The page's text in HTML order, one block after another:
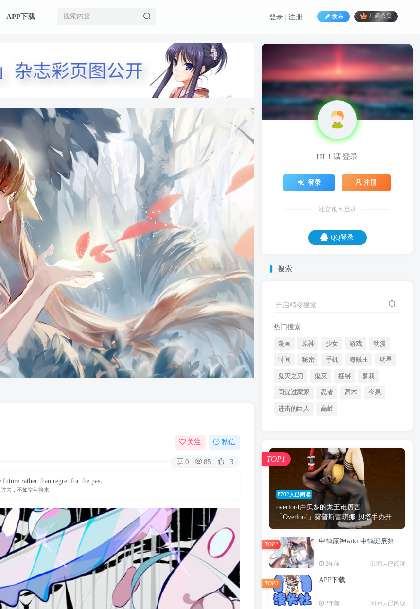
APP下载 发布 开通会员
登录 注册
关注 私信
0 85 13
rather than regret for the past.
去，不如奋斗将来
HI！请登录
登录 注册
社交账号登录
QQ登录
搜索
开启精彩搜索
热门搜索
漫画 原神 少女 游戏 动漫
时间 秘密 手机 海贼王 明星
鬼灭之刃 鬼灭 捆绑 萝莉
间谍过家家 忍者 高木 今泉
进击的巨人 高岭
8702人已阅读
overlord卢贝多的龙王谁厉害
「Overlord」露普斯蕾琪娜·贝塔手办开...
TOP1
申鹤原神wiki 申鹤诞辰祭
2年前 6199人已阅读
TOP2
APP下载
2年前 5056人已阅读
TOP3
HI！请登录
登录 注册
社交账号登录
QQ登录
全班其他同学都交了作业，就你没交，这
时间 秘密 手机 海贼王
鬼灭 捆绑 萝莉
间谍过家家 忍者 高木
进击的巨人 高岭
8702人已阅读
overlord卢贝多的龙王谁厉害
TOP1